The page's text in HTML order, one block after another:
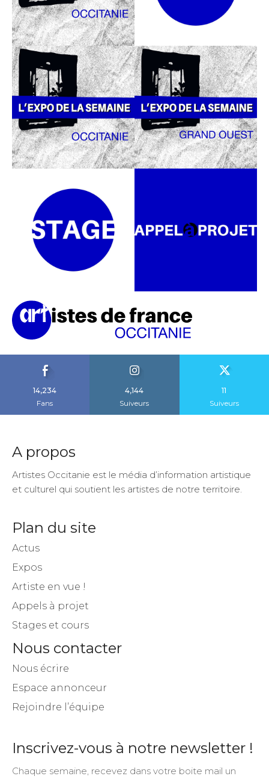
14,234
Fans
4,144
Suiveurs
11
Suiveurs
A propos
Artistes Occitanie est le média d’information artistique
et culturel qui soutient les artistes de notre territoire.
Plan du site
Actus
Expos
Artiste en vue !
Appels à projet
Stages et cours
Nous contacter
Nous écrire
Espace annonceur
Rejoindre l’équipe
Inscrivez-vous à notre newsletter !
Chaque semaine, recevez dans votre boite mail un